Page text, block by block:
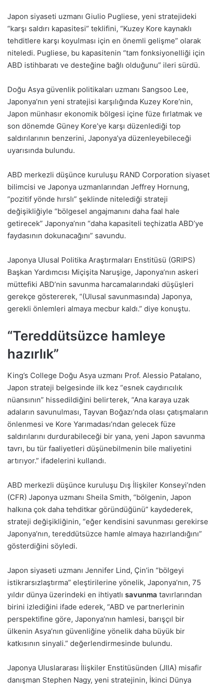
Japon siyaseti uzmanı Giulio Pugliese, yeni stratejideki
“karşı saldırı kapasitesi” teklifini, “Kuzey Kore kaynaklı
tehditlere karşı koyulması için en önemli gelişme” olarak
niteledi. Pugliese, bu kapasitenin “tam fonksiyonelliği için
ABD istihbaratı ve desteğine bağlı olduğunu” ileri sürdü.
Doğu Asya güvenlik politikaları uzmanı Sangsoo Lee,
Japonya’nın yeni stratejisi karşılığında Kuzey Kore’nin,
Japon münhasır ekonomik bölgesi içine füze fırlatmak ve
son dönemde Güney Kore’ye karşı düzenlediği top
saldırılarının benzerini, Japonya’ya düzenleyebileceği
uyarısında bulundu.
ABD merkezli düşünce kuruluşu RAND Corporation siyaset
bilimcisi ve Japonya uzmanlarından Jeffrey Hornung,
“pozitif yönde hırslı” şeklinde nitelediği strateji
değişikliğiyle “bölgesel angajmanını daha faal hale
getirecek” Japonya’nın “daha kapasiteli teçhizatla ABD’ye
faydasının dokunacağını” savundu.
Japonya Ulusal Politika Araştırmaları Enstitüsü (GRIPS)
Başkan Yardımcısı Miçişita Naruşige, Japonya’nın askeri
müttefiki ABD’nin savunma harcamalarındaki düşüşleri
gerekçe göstererek, “(Ulusal savunmasında) Japonya,
gerekli önlemleri almaya mecbur kaldı.” diye konuştu.
“Tereddütsüzce hamleye
hazırlık”
King’s College Doğu Asya uzmanı Prof. Alessio Patalano,
Japon strateji belgesinde ilk kez “esnek caydırıcılık
nüansının” hissedildiğini belirterek, “Ana karaya uzak
adaların savunulması, Tayvan Boğazı’nda olası çatışmaların
önlenmesi ve Kore Yarımadası’ndan gelecek füze
saldırılarını durdurabileceği bir yana, yeni Japon savunma
tavrı, bu tür faaliyetleri düşünebilmenin bile maliyetini
artırıyor.” ifadelerini kullandı.
ABD merkezli düşünce kuruluşu Dış İlişkiler Konseyi’nden
(CFR) Japonya uzmanı Sheila Smith, “bölgenin, Japon
halkına çok daha tehditkar göründüğünü” kaydederek,
strateji değişikliğinin, “eğer kendisini savunması gerekirse
Japonya’nın, tereddütsüzce hamle almaya hazırlandığını”
gösterdiğini söyledi.
Japon siyaseti uzmanı Jennifer Lind, Çin’in “bölgeyi
istikrarsızlaştırma” eleştirilerine yönelik, Japonya’nın, 75
yıldır dünya üzerindeki en ihtiyatlı savunma tavırlarından
birini izlediğini ifade ederek, “ABD ve partnerlerinin
perspektifine göre, Japonya’nın hamlesi, barışçıl bir
ülkenin Asya’nın güvenliğine yönelik daha büyük bir
katkısının sinyali.” değerlendirmesinde bulundu.
Japonya Uluslararası İlişkiler Enstitüsünden (JIIA) misafir
danışman Stephen Nagy, yeni stratejinin, İkinci Dünya